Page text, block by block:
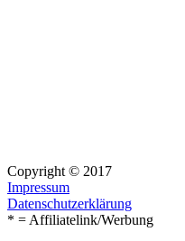
Copyright © 2017
Impressum
Datenschutzerklärung
* = Affiliatelink/Werbung